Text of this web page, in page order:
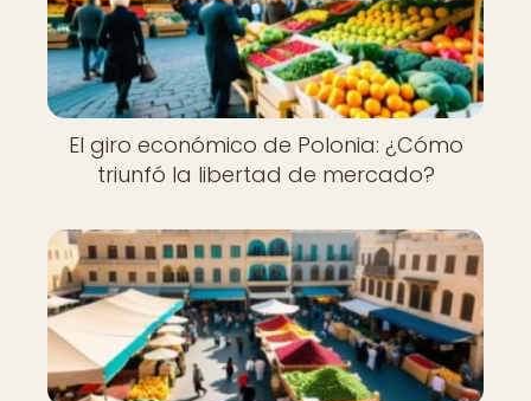
El giro económico de Polonia: ¿Cómo
triunfó la libertad de mercado?